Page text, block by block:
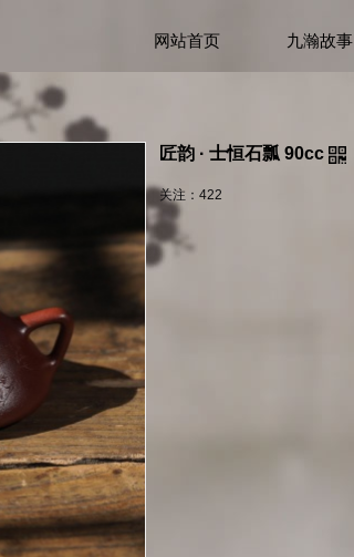
网站首页 九瀚故事
匠韵 · 士恒石瓢 90cc
关注： 422